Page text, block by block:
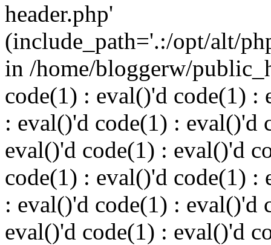
header.php'
(include_path='.:/opt/alt/
in /home/bloggerw/
code(1) : eval()'d code(1) :
: eval()'d code(1) : eval()'d
eval()'d code(1) : eval()'d
code(1) : eval()'d code(1) :
: eval()'d code(1) : eval()'d
eval()'d code(1) : eval()'d